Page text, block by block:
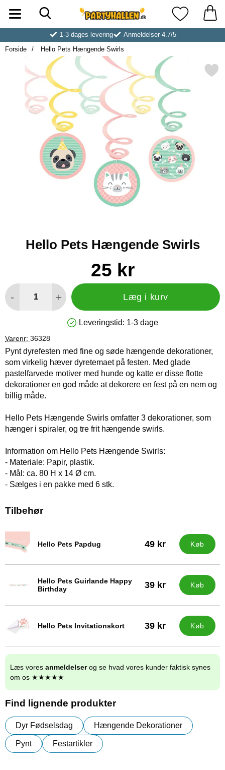
Startside for Partyhallen AB Mine
1-3 dages levering
Anmeldelser 4.7/5
Forside
Hello Pets Hængende Swirls
Markér hello Pets
Hello Pets Hængende Swirls
Køb dette produkt Hello Pets Hængende Swirls
pris
25 kr
- + Læg i kurv
Produkttilgængelighed: På lager
Leveringstid: 1-3 dage
Varenr: 36328
Pynt dyrefesten med fine og søde hængende dekorationer,
som virkelig hæver dyretemaet på festen. Med glade
pastelfarvede motiver med hunde og katte er disse flotte
dekorationer en god måde at dekorere en fest på en nem og
billig måde.
Hello Pets Hængende Swirls omfatter 3 dekorationer, som
hænger i spiraler, og tre frit hængende swirls.
Information om Hello Pets Hængende Swirls:
- Materiale: Papir, plastik.
- Mål: ca. 80 H x 14 Ø cm.
- Sælges i en pakke med 6 stk.
Tilbehør
Hello Pets Papdug
Varenr 36332 49 kr Køb
Hello Pets Guirlande Happy
Birthday
Varenr 36330 39 kr Køb
Hello Pets Invitationskort
Varenr 36327 39 kr Køb
Læs vores anmeldelserog se hvad vores kunder faktisk synes
om os ★★★★★
Find lignende produkter
Dyr Fødselsdag Hængende Dekorationer
Pynt Festartikler